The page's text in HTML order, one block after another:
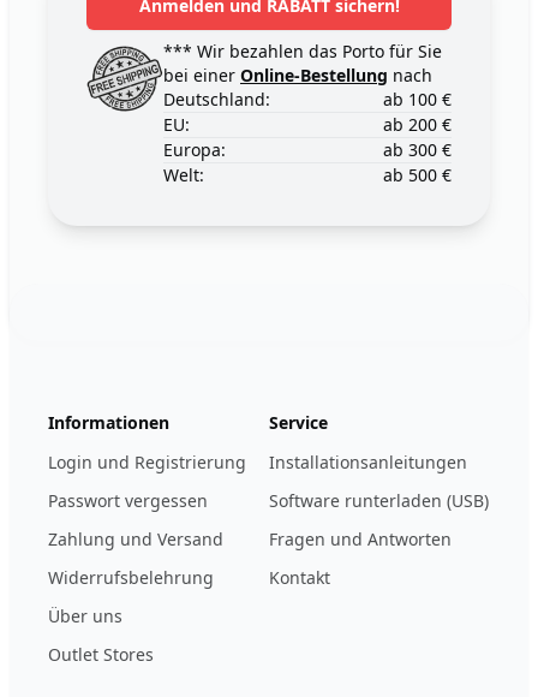
Anmelden und RABATT sichern!
*** Wir bezahlen das Porto für Sie
bei einer Online-Bestellung nach
Deutschland:
ab 100 €
EU:
ab 200 €
Europa:
ab 300 €
Welt:
ab 500 €
Informationen
Login und Registrierung
Passwort vergessen
Zahlung und Versand
Widerrufsbelehrung
Über uns
Outlet Stores
Service
Installationsanleitungen
Software runterladen (USB)
Fragen und Antworten
Kontakt